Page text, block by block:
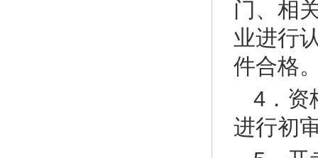
门、相
业进行
件合格
4．资
进行初